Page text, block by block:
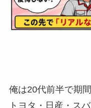
俺は20代前半で期
トヨタ・日産・ス